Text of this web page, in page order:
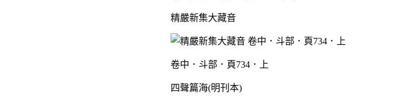
精嚴新集大藏音
卷中．斗部．頁734．上
四聲篇海(明刊本)